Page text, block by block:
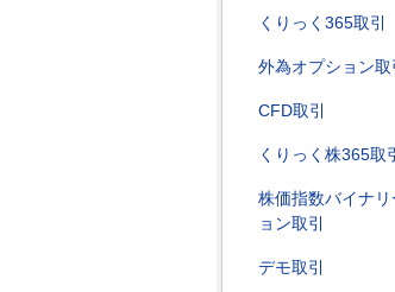
くりっく365取引
外為オプション取
CFD取引
くりっく株365取引
株価指数バイナリ
ョン取引
デモ取引